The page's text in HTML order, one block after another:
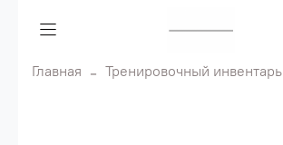
Главная Тренировочный инвентарь